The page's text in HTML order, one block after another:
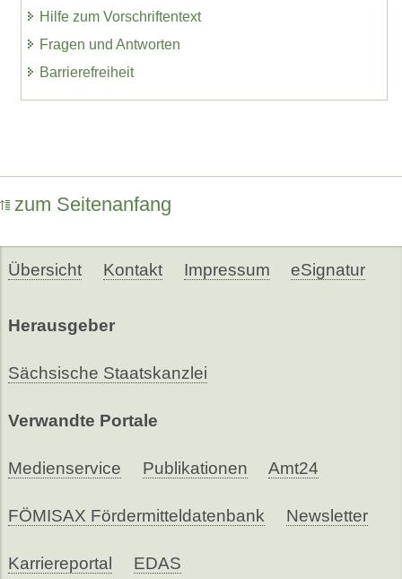
Hilfe zum Vorschriftentext
Fragen und Antworten
Barrierefreiheit
zum Seitenanfang
Übersicht Kontakt Impressum eSignatur
Herausgeber
Sächsische Staatskanzlei
Verwandte Portale
Medienservice Publikationen Amt24
FÖMISAX Fördermitteldatenbank Newsletter
Karriereportal EDAS